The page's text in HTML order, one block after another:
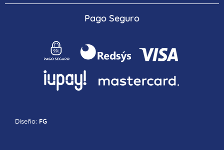
Pago Seguro
Diseño: FG